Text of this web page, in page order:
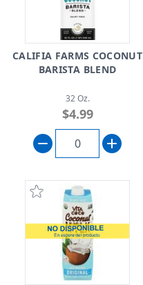
CALIFIA FARMS COCONUT
BARISTA BLEND
32 Oz.
$4.99